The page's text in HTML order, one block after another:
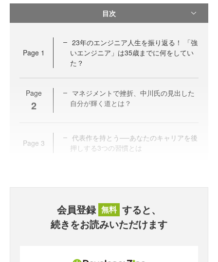
目次
Page 1
23年のエンジニア人生を振り返る！ 「強
いエンジニア」は35歳までに何をしてい
た？
Page
2
マネジメントで挫折、中川氏の見出した
自分が輝く道とは？
Page 3
代表作を持とう──あなたのキャリアを後
押しする3つの習慣とは
会員登録 無料 すると、
続きをお読みいただけます